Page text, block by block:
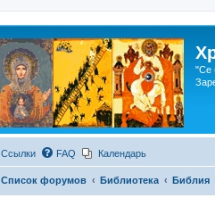
"Се
Ссылки FAQ Календарь
Список форумов Библиотека Библия